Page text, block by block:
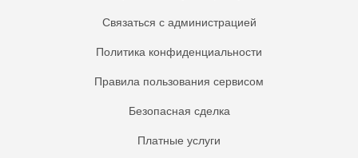
Связаться с администрацией
Политика конфиденциальности
Правила пользования сервисом
Безопасная сделка
Платные услуги